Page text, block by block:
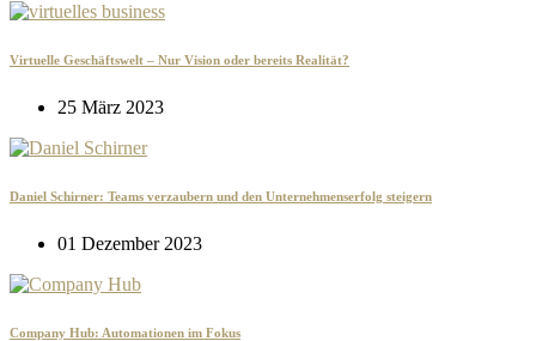
Virtuelle Geschäftswelt – Nur Vision oder bereits Realität?
25 März 2023
Daniel Schirner: Teams verzaubern und den Unternehmenserfolg steigern
01 Dezember 2023
Company Hub: Automationen im Fokus